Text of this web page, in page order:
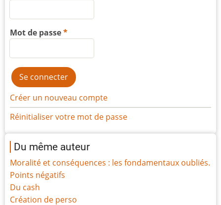
Mot de passe
Créer un nouveau compte
Réinitialiser votre mot de passe
Du même auteur
Moralité et conséquences : les fondamentaux oubliés.
Points négatifs
Du cash
Création de perso